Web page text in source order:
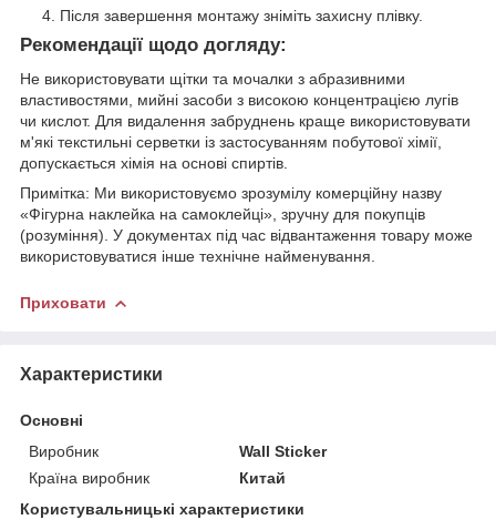
Після завершення монтажу зніміть захисну плівку.
Рекомендації щодо догляду:
Не використовувати щітки та мочалки з абразивними
властивостями, мийні засоби з високою концентрацією лугів
чи кислот. Для видалення забруднень краще використовувати
м'які текстильні серветки із застосуванням побутової хімії,
допускається хімія на основі спиртів.
Примітка: Ми використовуємо зрозумілу комерційну назву
«Фігурна наклейка на самоклейці», зручну для покупців
(розуміння). У документах під час відвантаження товару може
використовуватися інше технічне найменування.
Приховати
Характеристики
Основні
Виробник
Wall Sticker
Країна виробник
Китай
Користувальницькі характеристики